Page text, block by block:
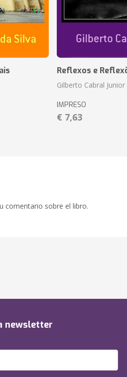
Reflexos e
Gilberto Cabral Junior
IMPRESO
€ 7,63
comentario sobre el libro.
newsletter